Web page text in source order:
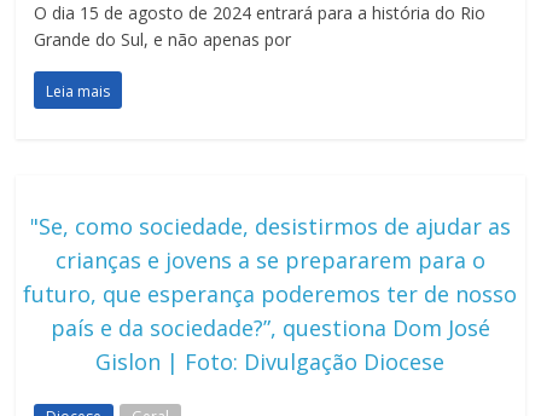
O dia 15 de agosto de 2024 entrará para a história do Rio
Grande do Sul, e não apenas por
Leia mais
"Se, como sociedade, desistirmos de ajudar as
crianças e jovens a se prepararem para o
futuro, que esperança poderemos ter de nosso
país e da sociedade?”, questiona Dom José
Gislon | Foto: Divulgação Diocese